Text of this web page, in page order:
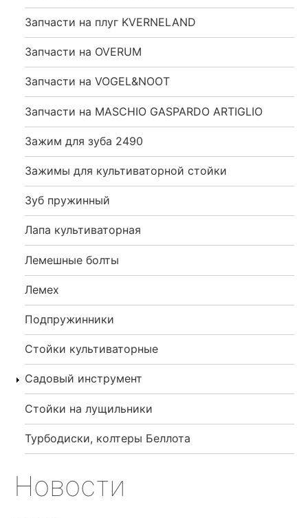
Запчасти на плуг KVERNELAND
Запчасти на OVERUM
Запчасти на VOGEL&NOOT
Запчасти на MASCHIO GASPARDO ARTIGLIO
Зажим для зуба 2490
Зажимы для культиваторной стойки
Зуб пружинный
Лапа культиваторная
Лемешные болты
Лемех
Подпружинники
Стойки культиваторные
Садовый инструмент
Стойки на лущильники
Турбодиски, колтеры Беллота
Новости